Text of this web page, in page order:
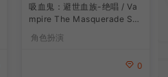
吸血鬼：避世血族-绝唱 / Va
mpire The Masquerade Sw
角色扮演
0